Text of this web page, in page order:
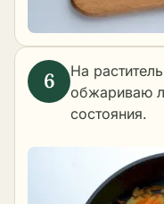
На
обжариваю
состояния.